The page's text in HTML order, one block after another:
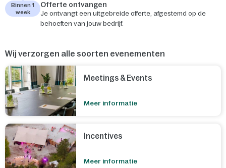
Binnen 1
week
Offerte ontvangen
Je ontvangt een uitgebreide offerte, afgestemd op de
behoeften van jouw bedrijf.
Wij verzorgen alle soorten evenementen
Meetings & Events
Meer informatie
Incentives
Meer informatie